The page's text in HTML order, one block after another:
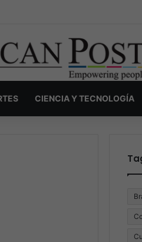
por la verdad, el poder y la
CIENCIA Y TECNOLOGÍA